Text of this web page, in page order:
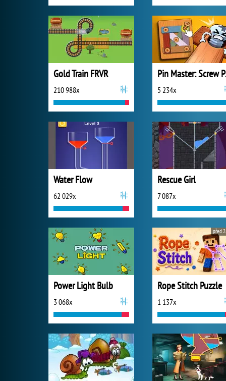
Gold Train FRVR
210 988x
Pin
5 234x
Water Flow
62 029x
Rescue Girl
7 087x
Power Light Bulb
3 068x
Rope Stitch Puzzle
1 137x
před